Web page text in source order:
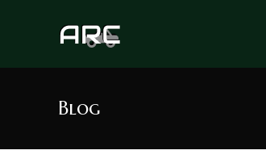
Blog